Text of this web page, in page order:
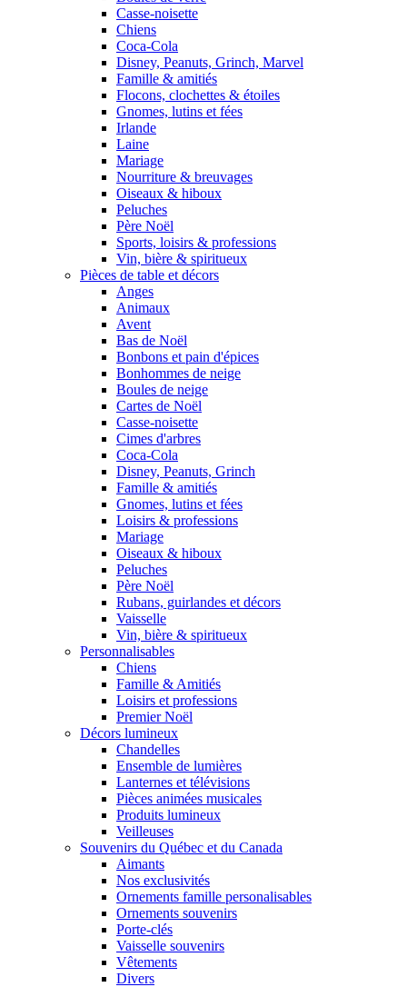
Casse-noisette
Chiens
Coca-Cola
Disney, Peanuts, Grinch, Marvel
Famille & amitiés
Flocons, clochettes & étoiles
Gnomes, lutins et fées
Irlande
Laine
Mariage
Nourriture & breuvages
Oiseaux & hiboux
Peluches
Père Noël
Sports, loisirs & professions
Vin, bière & spiritueux
Pièces de table et décors
Anges
Animaux
Avent
Bas de Noël
Bonbons et pain d'épices
Bonhommes de neige
Boules de neige
Cartes de Noël
Casse-noisette
Cimes d'arbres
Coca-Cola
Disney, Peanuts, Grinch
Famille & amitiés
Gnomes, lutins et fées
Loisirs & professions
Mariage
Oiseaux & hiboux
Peluches
Père Noël
Rubans, guirlandes et décors
Vaisselle
Vin, bière & spiritueux
Personnalisables
Chiens
Famille & Amitiés
Loisirs et professions
Premier Noël
Décors lumineux
Chandelles
Ensemble de lumières
Lanternes et télévisions
Pièces animées musicales
Produits lumineux
Veilleuses
Souvenirs du Québec et du Canada
Aimants
Nos exclusivités
Ornements famille personalisables
Ornements souvenirs
Porte-clés
Vaisselle souvenirs
Vêtements
Divers